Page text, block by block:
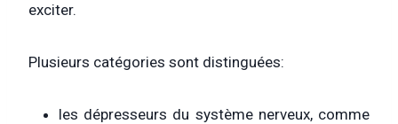
exciter.
Plusieurs catégories sont distinguées:
les dépresseurs du système nerveux, comme